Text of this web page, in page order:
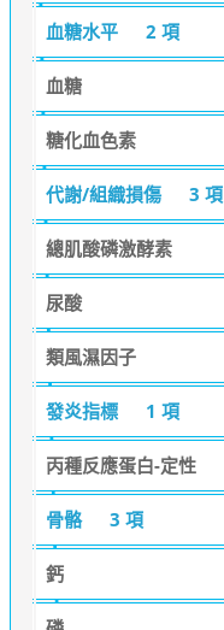
血糖水平 2 項
血糖
糖化血色素
代謝/組織損傷 3 項
總肌酸磷激酵素
尿酸
類風濕因子
發炎指標 1 項
丙種反應蛋白-定性
骨骼 3 項
鈣